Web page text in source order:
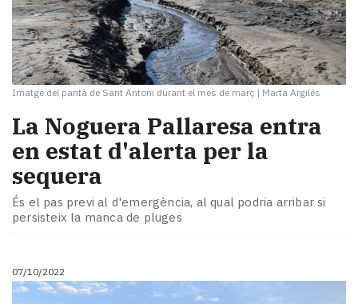
Imatge del pantà de Sant Antoni durant el mes de març | Marta Argilés
La Noguera Pallaresa entra
en estat d'alerta per la
sequera
És el pas previ al d'emergència, al qual podria arribar si
persisteix la manca de pluges
07/10/2022